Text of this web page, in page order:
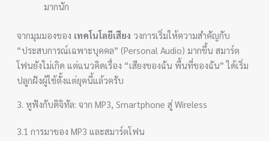
มากนัก
จากมุมมองของ เทคโนโลยีเสียง วงการเริ่มให้ความสำคัญกับ
“ประสบการณ์เฉพาะบุคคล” (Personal Audio) มากขึ้น สมาร์ต
โฟนยังไม่เกิด แต่แนวคิดเรื่อง “เสียงของฉัน พื้นที่ของฉัน” ได้เริ่ม
ปลูกฝังผู้ใช้ตั้งแต่ยุคนี้แล้วครับ
3. หูฟังกับดิจิทัล: จาก MP3, Smartphone สู่ Wireless
3.1 การมาของ MP3 และสมาร์ตโฟน